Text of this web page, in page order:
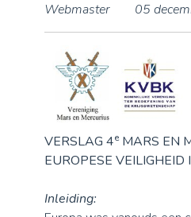
Webmaster 05
VERSLAG 4e MARS EN
EUROPESE
Inleiding: